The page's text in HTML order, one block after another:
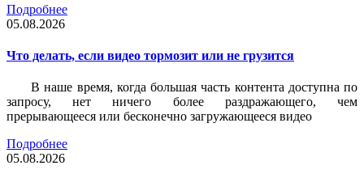
Подробнее
05.08.2026
Что делать, если видео тормозит или не грузится
В наше время, когда большая часть контента доступна по
запросу, нет ничего более раздражающего, чем
прерывающееся или бесконечно загружающееся видео
Подробнее
05.08.2026